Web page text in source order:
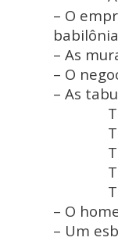
– O
babilônia
– As
– O
– As
– O
– Um